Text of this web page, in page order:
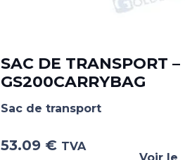
SAC DE TRANSPORT –
GS200CARRYBAG
Sac de transport
53.09 € TVA